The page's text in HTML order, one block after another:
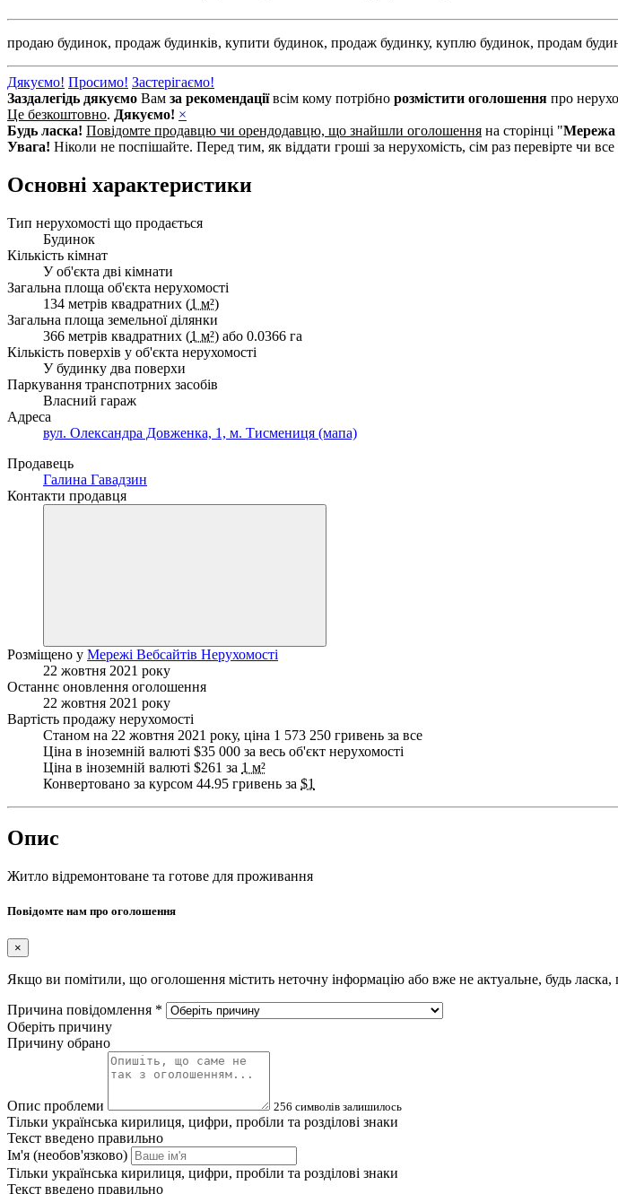
продаю будинок, продаж будинків, купити будинок, продаж будинку, куплю будинок, продам
Дякуємо! Просимо! Застерігаємо!
Заздалегідь дякуємо Вам за рекомендаціївсім кому потрібно розмістити оголошення про
Це безкоштовно. Дякуємо! ×
Будь ласка! Повідомте продавцю чи орендодавцю, що знайшли оголошення на сторінці "Мережа
Увага! Ніколи не поспішайте. Перед тим, як віддати гроші за нерухомість, сім раз перевірте чи
Основні характеристики
Тип нерухомості що продається
Будинок
Кількість кімнат
У об'єкта дві кімнати
Загальна площа об'єкта нерухомості
134 метрів квадратних (1 м²)
Загальна площа земельної ділянки
366 метрів квадратних (1 м²) або 0.0366 га
Кількість поверхів у об'єкта нерухомості
У будинку два поверхи
Паркування транспотрних засобів
Власний гараж
Адреса
вул. Олександра Довженка, 1, м. Тисмениця (мапа)
Продавець
Галина Гавадзин
Контакти продавця
Розміщено у Мережі Вебсайтів Нерухомості
22 жовтня 2021 року
Останнє оновлення оголошення
22 жовтня 2021 року
Вартість продажу нерухомості
Станом на 22 жовтня 2021 року, ціна 1 573 250 гривень за все
Ціна в іноземній валюті $35 000 за весь об'єкт нерухомості
Ціна в іноземній валюті $261 за 1 м²
Конвертовано за курсом 44.95 гривень за $1
Опис
Житло відремонтоване та готове для проживання
Повідомте нам про оголошення
×
Якщо ви помітили, що оголошення містить неточну інформацію або вже не актуальне, будь ласка,
Причина повідомлення *
Оберіть причину
Причину обрано
Опис проблеми 256 символів залишилось
Тільки українська кирилиця, цифри, пробіли та розділові знаки
Текст введено правильно
Ім'я (необов'язково)
Тільки українська кирилиця, цифри, пробіли та розділові знаки
Текст введено правильно